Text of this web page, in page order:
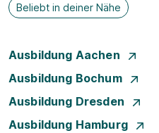
Beliebt in deiner Nähe
Ausbildung Aachen
Ausbildung Bochum
Ausbildung Dresden
Ausbildung Hamburg